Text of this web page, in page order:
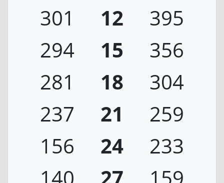
301
12
395
294
15
356
281
18
304
237
21
259
156
24
233